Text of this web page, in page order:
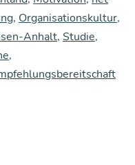
, Organisationskultur,
Anhalt, Studie,
,